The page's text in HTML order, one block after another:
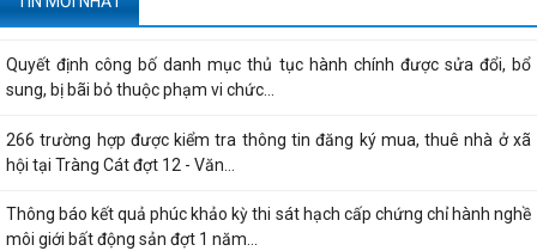
Quyết định công bố danh mục thủ tục hành chính được sửa đổi, bổ
sung, bị bãi bỏ thuộc phạm vi chức...
266 trường hợp được kiểm tra thông tin đăng ký mua, thuê nhà ở xã
hội tại Tràng Cát đợt 12 - Văn...
Thông báo kết quả phúc khảo kỳ thi sát hạch cấp chứng chỉ hành nghề
môi giới bất động sản đợt 1 năm...